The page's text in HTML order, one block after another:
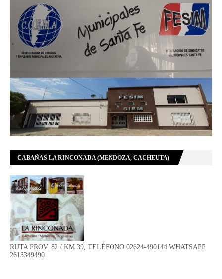
CABAÑAS LA RINCONADA (MENDOZA, CACHEUTA)
RUTA PROV. 82 / KM 39, TELÉFONO 02624-490144 WHATSAPP
2613349490